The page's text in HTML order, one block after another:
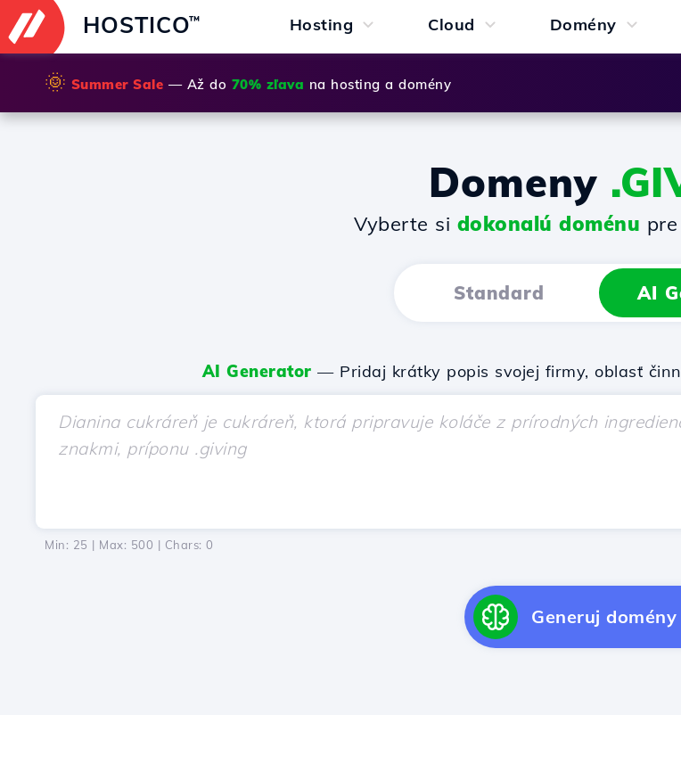
HOSTICO™ Hosting Cloud Domény
🌞 Summer Sale — Až do 70% zľava na hosting a domény
Domeny
Vyberte si dokonalú doménu
Standard AI
AI Generator — Pridaj krátky popis svojej firmy, oblasť
Min: 25 | Max: 500 | Chars: 0
Generuj domény